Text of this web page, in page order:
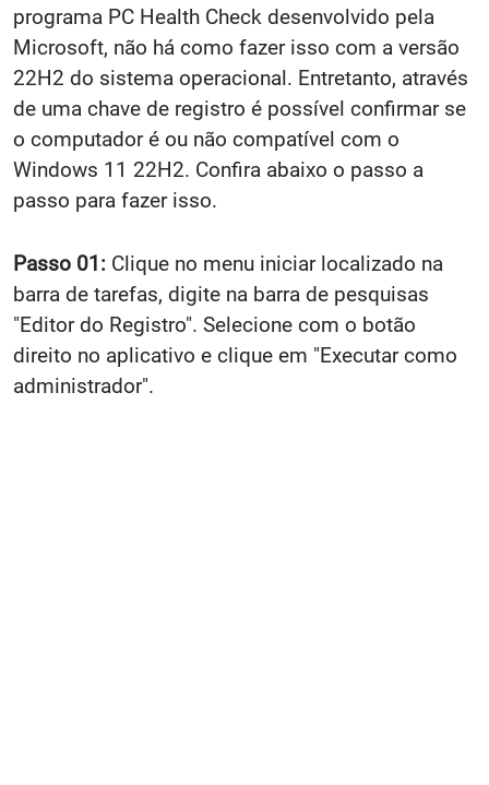
programa PC Health Check desenvolvido pela
Microsoft, não há como fazer isso com a versão
22H2 do sistema operacional. Entretanto, através
de uma chave de registro é possível confirmar se
o computador é ou não compatível com o
Windows 11 22H2. Confira abaixo o passo a
passo para fazer isso.
Passo 01: Clique no menu iniciar localizado na
barra de tarefas, digite na barra de pesquisas
"Editor do Registro". Selecione com o botão
direito no aplicativo e clique em "Executar como
administrador".